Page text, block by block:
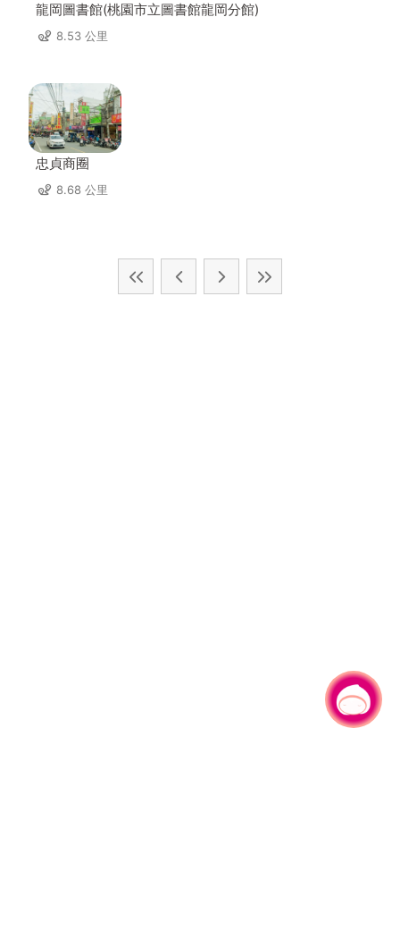
龍岡圖書館(桃園市立圖書館龍岡分館)
8.53 公里
忠貞商圈
8.68 公里